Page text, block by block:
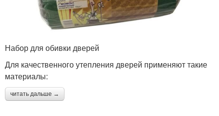
Набор для обивки дверей
Для качественного утепления дверей применяют такие
материалы:
читать дальше →